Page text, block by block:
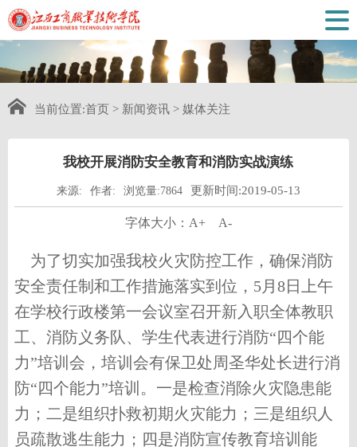
当前位置:首页 > 新闻资讯 > 媒体关注
我校开展消防安全教育和消防实战演练
来源: 作者: 浏览量:7864 更新时间:2019-05-13
字体大小： A+ A-
为了切实加强我校火灾防控工作，确保消防
安全责任制和工作措施落实到位， 5月8日上午
在学校行政楼第一会议室召开新入职全体教职
工、消防义务队、学生代表进行消防“四个能
力”培训会，培训会有保卫处周圣华处长进行消
防“四个能力”培训。一是检查消除火灾隐患能
力；二是组织扑救初期火灾能力；三是组织人
员疏散逃生能力；四是消防宣传教育培训能